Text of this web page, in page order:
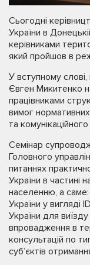
Сьогодні
України в
керівниками
який пройшов в
У вступному
Євген Микитенко
працівниками
вимог
та
Семінар
Головного
питаннях
України в частині
населенню, а
України у вигляді
України для
впровадження в
консультацій по
суб’єктів